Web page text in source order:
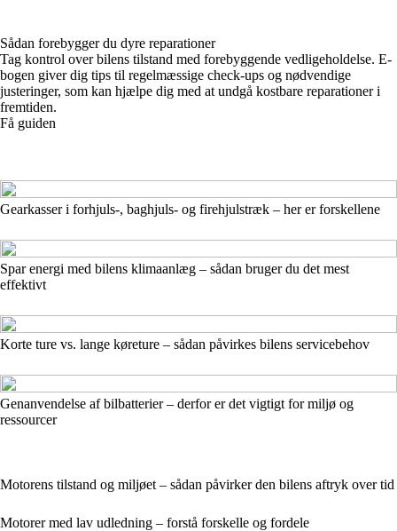
Sådan forebygger du dyre reparationer
Tag kontrol over bilens tilstand med forebyggende vedligeholdelse. E-
bogen giver dig tips til regelmæssige check-ups og nødvendige
justeringer, som kan hjælpe dig med at undgå kostbare reparationer i
fremtiden.
Få guiden
Gearkasser i forhjuls-, baghjuls- og firehjulstræk – her er forskellene
Spar energi med bilens klimaanlæg – sådan bruger du det mest
effektivt
Korte ture vs. lange køreture – sådan påvirkes bilens servicebehov
Genanvendelse af bilbatterier – derfor er det vigtigt for miljø og
ressourcer
Motorens tilstand og miljøet – sådan påvirker den bilens aftryk over tid
Motorer med lav udledning – forstå forskelle og fordele